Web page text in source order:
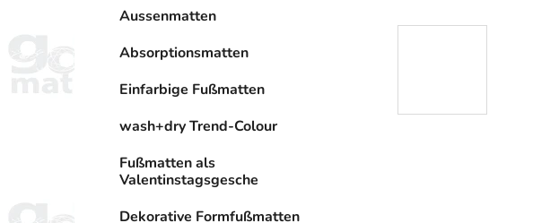
Aussenmatten
Absorptionsmatten
Einfarbige Fußmatten
wash+dry Trend-Colour
Fußmatten als
Valentinstagsgesche
Dekorative Formfußmatten